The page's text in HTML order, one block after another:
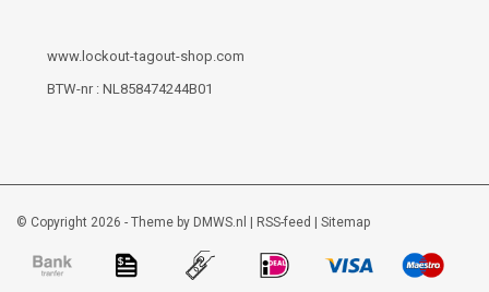
www.lockout-tagout-shop.com
BTW-nr : NL858474244B01
© Copyright 2026 - Theme by DMWS.nl RSS-feed Sitemap